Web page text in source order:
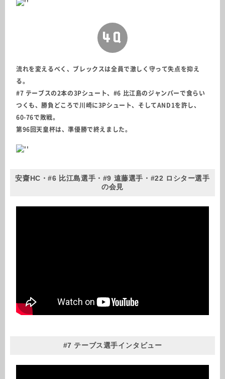
4Q
流れを変えるべく、ブレックスは全員で激しく守って失点を抑え
る。
#7 テーブスの2本の3Pシュート、#6 比江島のジャンパーで食らい
つくも、勝負どころで川崎に3Pシュート、そしてAND1を許し、
60-76で敗戦。
第96回天皇杯は、準優勝で終えました。
安齋HC・#6 比江島選手・#9 遠藤選手・#22 ロシター選手
の会見
#7 テーブス選手インタビュー